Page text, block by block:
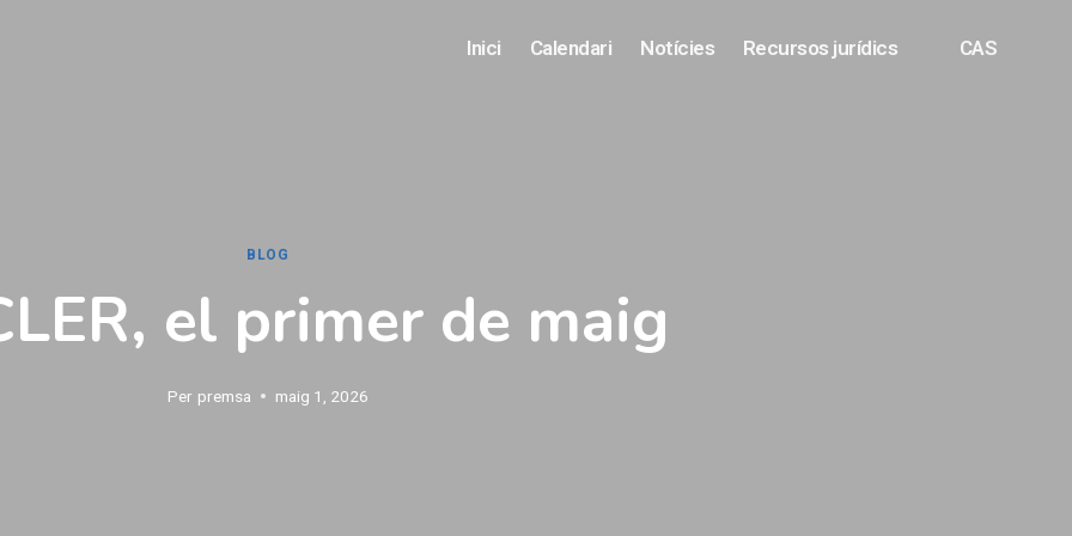
Inici Calendari Notícies Recursos jurídics CAS
BLOG
el primer de maig
Per premsa maig 1, 2026